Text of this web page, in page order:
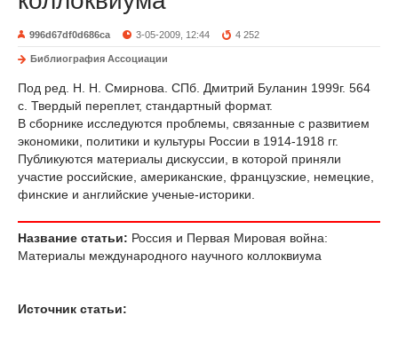
996d67df0d686ca 3-05-2009, 12:44 4 252
Библиография Ассоциации
Под ред. Н. Н. Смирнова. СПб. Дмитрий Буланин 1999г. 564
с. Твердый переплет, стандартный формат.
В сборнике исследуются проблемы, связанные с развитием
экономики, политики и культуры России в 1914-1918 гг.
Публикуются материалы дискуссии, в которой приняли
участие российские, американские, французские, немецкие,
финские и английские ученые-историки.
Название статьи: Россия и Первая Мировая война:
Материалы международного научного коллоквиума
Источник статьи: